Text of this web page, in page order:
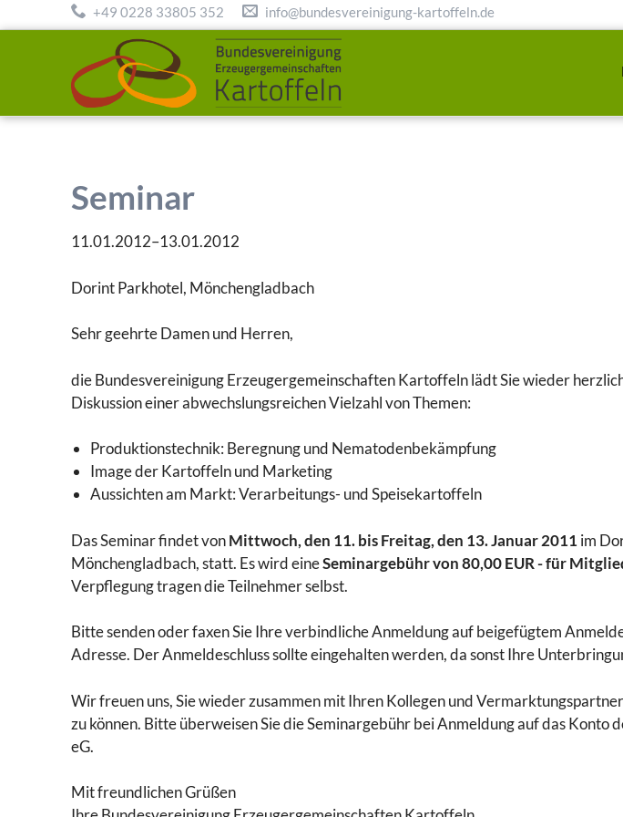
+49 0228 33805 352 info@bundesvereinigung-kartoffeln.de
Seminar
11.01.2012–13.01.2012
Dorint Parkhotel, Mönchengladbach
Sehr geehrte Damen und Herren,
die Bundesvereinigung Erzeugergemeinschaften Kartoffeln lädt Sie wieder
Diskussion einer abwechslungsreichen Vielzahl von Themen:
Produktionstechnik: Beregnung und Nematodenbekämpfung
Image der Kartoffeln und Marketing
Aussichten am Markt: Verarbeitungs- und Speisekartoffeln
Das Seminar findet vonMittwoch, den 11. bis Freitag, den 13. Januar 2011 im
Mönchengladbach, statt. Es wird eineSeminargebühr von 80,00 EUR - für
Verpflegung tragen die Teilnehmer selbst.
Bitte senden oder faxen Sie Ihre verbindliche Anmeldung auf beigefügtem
Adresse. Der Anmeldeschluss sollte eingehalten werden, da sonst Ihre
Wir freuen uns, Sie wieder zusammen mit Ihren Kollegen und
zu können. Bitte überweisen Sie die Seminargebühr bei Anmeldung auf das
eG.
Mit freundlichen Grüßen